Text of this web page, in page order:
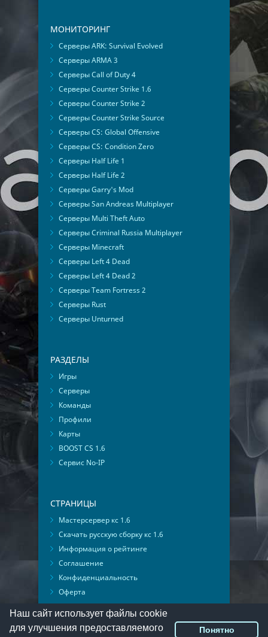
МОНИТОРИНГ
Серверы ARK: Survival Evolved
Серверы ARMA 3
Серверы Call of Duty 4
Серверы Counter Strike 1.6
Серверы Counter Strike 2
Серверы Counter Strike Source
Серверы CS: Global Offensive
Серверы CS: Condition Zero
Серверы Half Life 1
Серверы Half Life 2
Серверы Garry's Mod
Серверы San Andreas Multiplayer
Серверы Multi Theft Auto
Серверы Criminal Russia Multiplayer
Серверы Minecraft
Серверы Left 4 Dead
Серверы Left 4 Dead 2
Серверы Team Fortress 2
Серверы Rust
Серверы Unturned
РАЗДЕЛЫ
Игры
Серверы
Команды
Профили
Карты
BOOST CS 1.6
Сервис No-IP
СТРАНИЦЫ
Мастерсервер кс 1.6
Скачать русскую сборку кс 1.6
Информация о рейтинге
Соглашение
Конфиденциальность
Оферта
Мониторинг ВКонтакте
Наш сайт использует файлы cookie
для улучшения предоставляемого
Понятно